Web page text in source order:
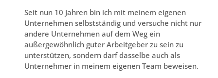
Seit nun 10 Jahren bin ich mit meinem eigenen
Unternehmen selbstständig und versuche nicht nur
andere Unternehmen auf dem Weg ein
außergewöhnlich guter Arbeitgeber zu sein zu
unterstützen, sondern darf dasselbe auch als
Unternehmer in meinem eigenen Team beweisen.